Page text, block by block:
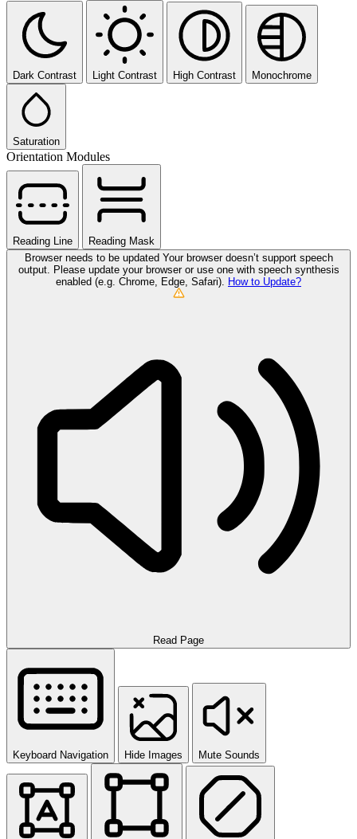
Dark Contrast Light Contrast High Contrast Monochrome
Saturation
Orientation Modules
Reading Line
Reading Mask
Browser needs to be updated Your browser doesn’t support speech
output. Please update your browser or use one with speech synthesis
enabled (e.g. Chrome, Edge, Safari).
How to Update?
Read Page
Keyboard Navigation Hide Images Mute Sounds